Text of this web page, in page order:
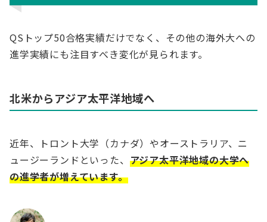
QSトップ50合格実績だけでなく、その他の海外大への
進学実績にも注目すべき変化が見られます。
北米からアジア太平洋地域へ
近年、トロント大学（カナダ）やオーストラリア、ニ
ュージーランドといった、 アジア太平洋地域の大学へ
の進学者が増えています。